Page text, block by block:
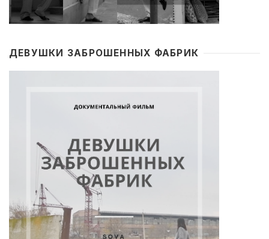
ДЕВУШКИ ЗАБРОШЕННЫХ ФАБРИК